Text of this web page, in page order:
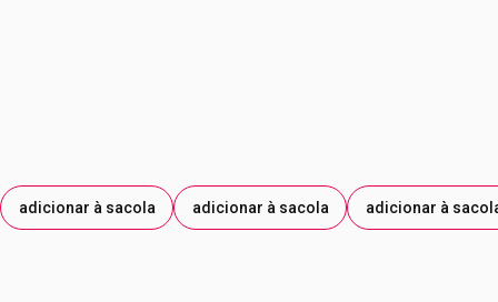
adicionar à sacola adicionar à sacola adicionar à